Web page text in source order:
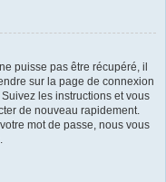
puisse pas être récupéré, il
sur la page de connexion
les instructions et vous
de nouveau rapidement.
mot de passe, nous vous